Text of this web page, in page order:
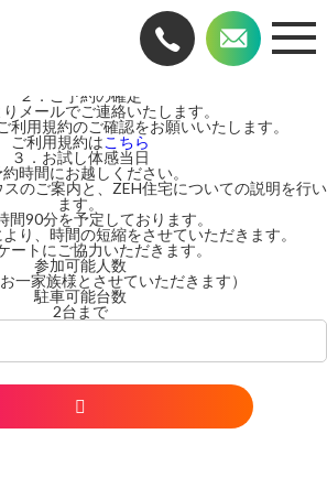
し体感受付のご案内
お試し体感までの流れ
申込み（予約フォーム）
２．ご予約の確定
メールでご連絡いたします。
利用規約のご確認をお願いいたします。
ご利用規約はこちら
３．お試し体感当日
約時間にお越しください。
のご案内と、ZEH住宅についての説明を行い
ます。
間90分を予定しております。
り、時間の短縮をさせていただきます。
ートにご協力いただきます。
参加可能人数
一家族様とさせていただきます）
駐車可能台数
2台まで